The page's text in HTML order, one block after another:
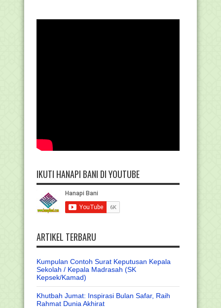
IKUTI HANAPI BANI DI YOUTUBE
ARTIKEL TERBARU
Kumpulan Contoh Surat Keputusan Kepala
Sekolah / Kepala Madrasah (SK
Kepsek/Kamad)
Khutbah Jumat: Inspirasi Bulan Safar, Raih
Rahmat Dunia Akhirat